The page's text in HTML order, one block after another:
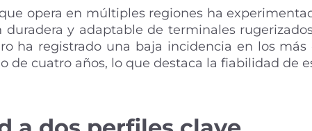
opera en múltiples regiones ha
y adaptable de terminales
ha registrado una baja incidencia en los más
de cuatro años, lo que destaca la fiabilidad de